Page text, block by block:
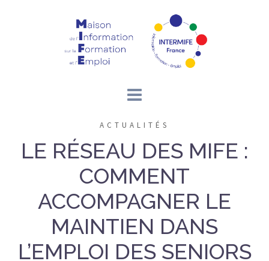
ACTUALITÉS
LE RÉSEAU DES MIFE :
COMMENT
ACCOMPAGNER LE
MAINTIEN DANS
L’EMPLOI DES SENIORS